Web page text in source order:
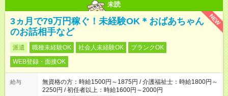
未読
NEW
3ヵ月で79万円稼ぐ！未経験OK＊おばあちゃん
のお話相手など
派遣 職種未経験OK 社会人未経験OK
ブランクOK
WEB登録・面接OK
給与
無資格の方：時給1500円～1875円 / 介護福祉士：時給1800円～
2250円 / 初任者以上：時給1600円～2000円